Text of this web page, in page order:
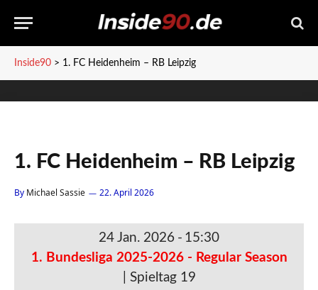
Inside90 > 1. FC Heidenheim – RB Leipzig
1. FC Heidenheim – RB Leipzig
By Michael Sassie 22. April 2026
24 Jan. 2026 - 15:30
1. Bundesliga 2025-2026 - Regular Season
| Spieltag 19